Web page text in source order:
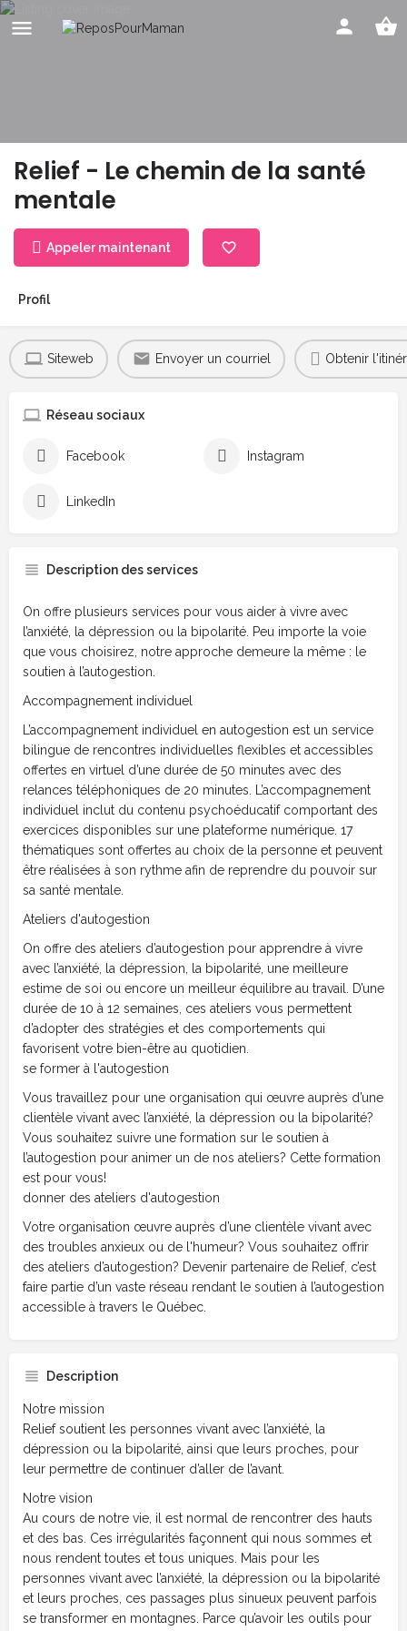
Relief - Le chemin de la santé
mentale
Appeler maintenant
Profil
Siteweb Envoyer un courriel Obtenir
Réseau sociaux
Facebook Instagram
LinkedIn
Description des services
On offre plusieurs services pour vous aider à vivre avec
l’anxiété, la dépression ou la bipolarité. Peu importe la voie
que vous choisirez, notre approche demeure la même : le
soutien à l’autogestion.
Accompagnement individuel
L’accompagnement individuel en autogestion est un service
bilingue de rencontres individuelles flexibles et accessibles
offertes en virtuel d’une durée de 50 minutes avec des
relances téléphoniques de 20 minutes. L’accompagnement
individuel inclut du contenu psychoéducatif comportant des
exercices disponibles sur une plateforme numérique. 17
thématiques sont offertes au choix de la personne et peuvent
être réalisées à son rythme afin de reprendre du pouvoir sur
sa santé mentale.
Ateliers d'autogestion
On offre des ateliers d’autogestion pour apprendre à vivre
avec l’anxiété, la dépression, la bipolarité, une meilleure
estime de soi ou encore un meilleur équilibre au travail. D’une
durée de 10 à 12 semaines, ces ateliers vous permettent
d’adopter des stratégies et des comportements qui
favorisent votre bien-être au quotidien.
se former à l'autogestion
Vous travaillez pour une organisation qui œuvre auprès d’une
clientèle vivant avec l’anxiété, la dépression ou la bipolarité?
Vous souhaitez suivre une formation sur le soutien à
l’autogestion pour animer un de nos ateliers? Cette formation
est pour vous!
donner des ateliers d'autogestion
Votre organisation œuvre auprès d’une clientèle vivant avec
des troubles anxieux ou de l'humeur? Vous souhaitez offrir
des ateliers d’autogestion? Devenir partenaire de Relief, c’est
faire partie d’un vaste réseau rendant le soutien à l’autogestion
accessible à travers le Québec.
Description
Notre mission
Relief soutient les personnes vivant avec l’anxiété, la
dépression ou la bipolarité, ainsi que leurs proches, pour
leur permettre de continuer d’aller de l’avant.
Notre vision
Au cours de notre vie, il est normal de rencontrer des hauts
et des bas. Ces irrégularités façonnent qui nous sommes et
nous rendent toutes et tous uniques. Mais pour les
personnes vivant avec l’anxiété, la dépression ou la bipolarité
et leurs proches, ces passages plus sinueux peuvent parfois
se transformer en montagnes. Parce qu’avoir les outils pour